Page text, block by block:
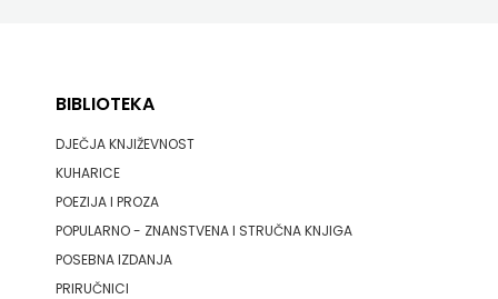
NAKLADA
ULIKS
NARODNA
BIBLIOTEKA
DJEČJA KNJIŽEVNOST
KUHARICE
POEZIJA I PROZA
POPULARNO - ZNANSTVENA I STRUČNA KNJIGA
POSEBNA IZDANJA
PRIRUČNICI